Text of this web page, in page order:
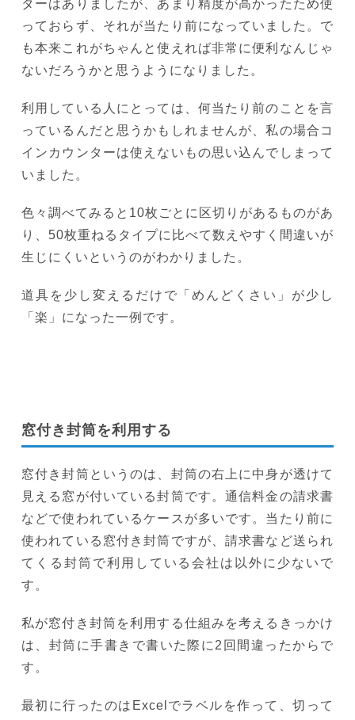
ターはありましたが、あまり精度が高かったため使
っておらず、それが当たり前になっていました。で
も本来これがちゃんと使えれば非常に便利なんじゃ
ないだろうかと思うようになりました。
利用している人にとっては、何当たり前のことを言
っているんだと思うかもしれませんが、私の場合コ
インカウンターは使えないもの思い込んでしまって
いました。
色々調べてみると10枚ごとに区切りがあるものがあ
り、50枚重ねるタイプに比べて数えやすく間違いが
生じにくいというのがわかりました。
道具を少し変えるだけで「めんどくさい」が少し
「楽」になった一例です。
窓付き封筒を利用する
窓付き封筒というのは、封筒の右上に中身が透けて
見える窓が付いている封筒です。通信料金の請求書
などで使われているケースが多いです。当たり前に
使われている窓付き封筒ですが、請求書など送られ
てくる封筒で利用している会社は以外に少ないで
す。
私が窓付き封筒を利用する仕組みを考えるきっかけ
は、封筒に手書きで書いた際に2回間違ったからで
す。
最初に行ったのはExcelでラベルを作って、切って